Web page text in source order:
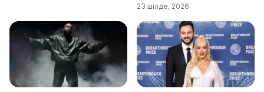
23 шілде, 2026